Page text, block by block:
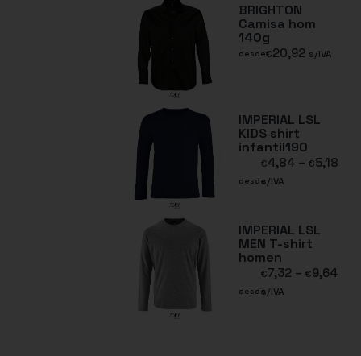
BRIGHTON
Camisa hom
140g
desde€20,92 s/IVA
IMPERIAL LSL
KIDS shirt
infantil190
desde
€4,84 – €5,18
s/IVA
IMPERIAL LSL
MEN T-shirt
homen
desde
€7,32 – €9,64
s/IVA